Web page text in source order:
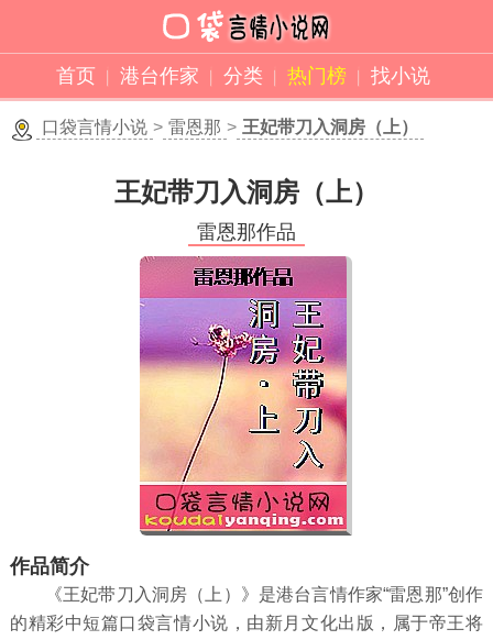
首页 港台作家 分类 热门榜 找小说
口袋言情小说 > 雷恩那 > 王妃带刀入洞房（上）
王妃带刀入洞房（上）
雷恩那作品
作品简介
《王妃带刀入洞房（上）》是港台言情作家“雷恩那”创作
的精彩中短篇口袋言情小说，由新月文化出版，属于帝王将